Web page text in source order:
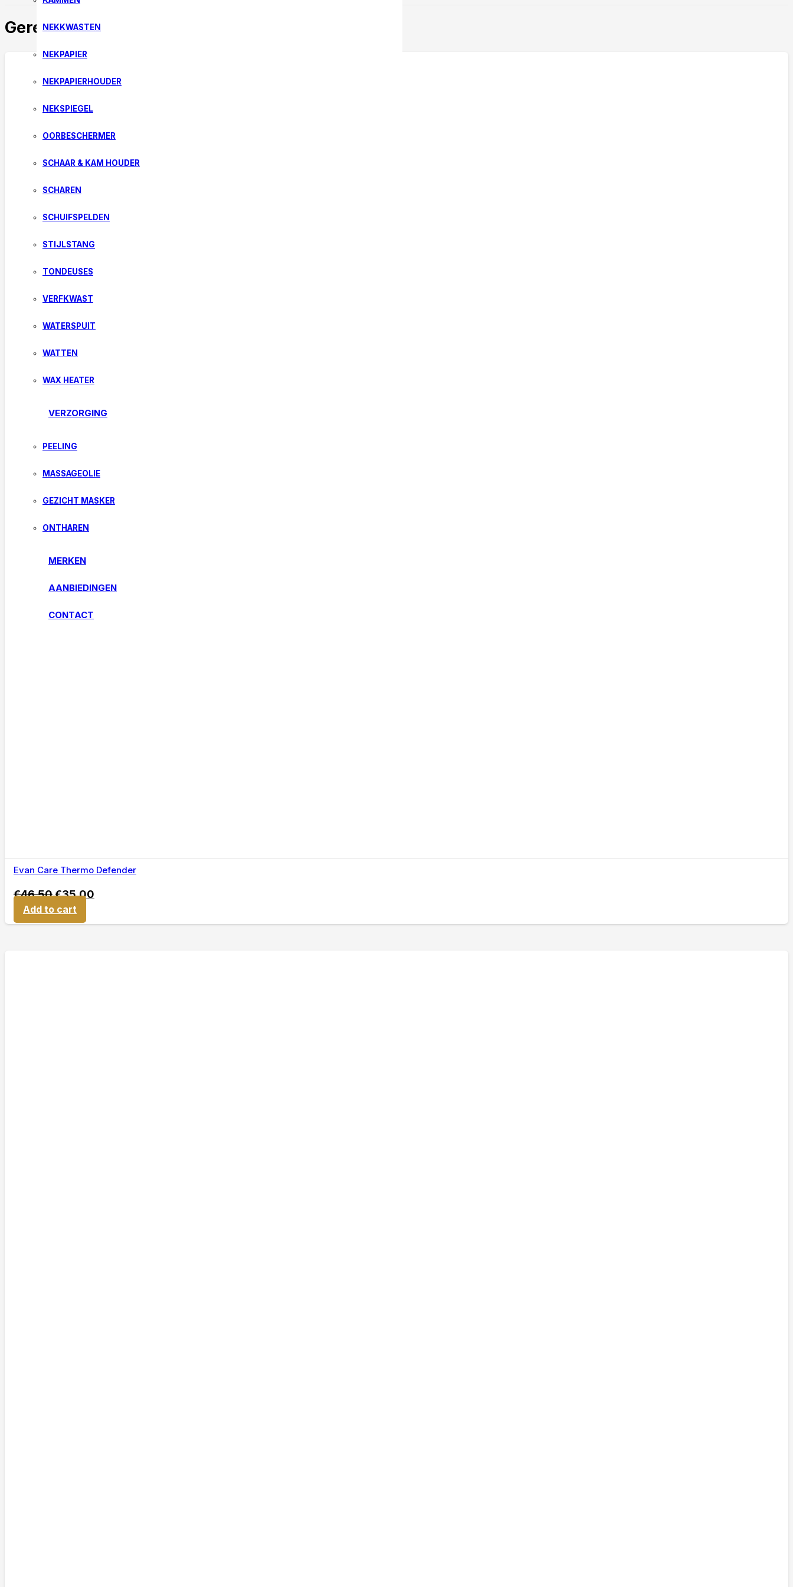
NEKKWASTEN
NEKPAPIER
NEKPAPIERHOUDER
NEKSPIEGEL
OORBESCHERMER
SCHAAR & KAM HOUDER
SCHAREN
SCHUIFSPELDEN
STIJLSTANG
TONDEUSES
VERFKWAST
WATERSPUIT
WATTEN
WAX HEATER
VERZORGING
PEELING
MASSAGEOLIE
GEZICHT MASKER
ONTHAREN
MERKEN
AANBIEDINGEN
CONTACT
Gerelateerde producten
Evan Care Thermo Defender
€46,50€35,00
Add to cart